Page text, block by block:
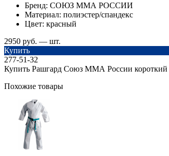
Бренд: СОЮЗ ММА РОССИИ
Материал: полиэстер/спандекс
Цвет: красный
2950 руб. — шт.
Купить
277-51-32
Купить Рашгард Союз ММА России короткий
Похожие товары